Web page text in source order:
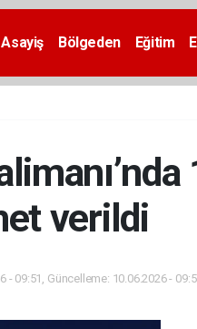
Asayiş Bölgeden Eğitim
verildi
- 09:51, Güncelleme: 10.06.2026 -